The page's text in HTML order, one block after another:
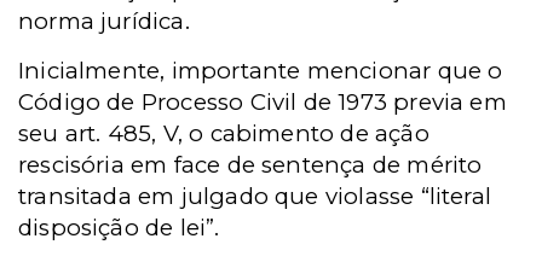
norma jurídica.
Inicialmente, importante mencionar que o
Código de Processo Civil de 1973 previa em
seu art. 485, V, o cabimento de ação
rescisória em face de sentença de mérito
transitada em julgado que violasse “literal
disposição de lei”.